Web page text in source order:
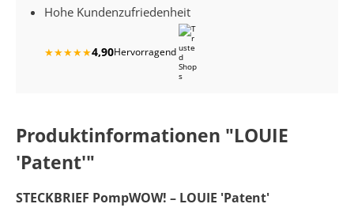
Hohe Kundenzufriedenheit
★★★★★4,90Hervorragend
Produktinformationen "LOUIE
'Patent'"
STECKBRIEF PompWOW! – LOUIE 'Patent'